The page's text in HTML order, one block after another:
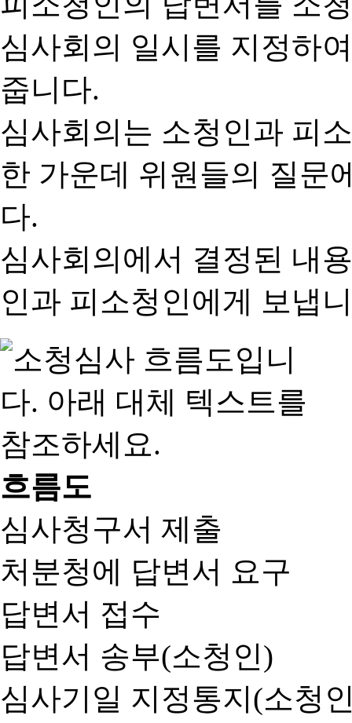
심사회의 일시를 지정하
줍니다.
심사회의는 소청인과 피
한 가운데 위원들의 질문
다.
심사회의에서 결정된 내
인과 피소청인에게 보냅
흐름도
심사청구서 제출
처분청에 답변서 요구
답변서 접수
답변서 송부(소청인)
심사기일 지정통지(소청